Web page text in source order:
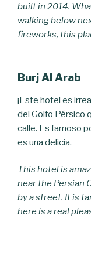
built in 2014.
walking below
fireworks, this
Burj Al Arab
¡Este hotel es
del Golfo Pérsico
calle. Es famoso
es una delicia.
This hotel is
near the Persian
by a street. It is
here is a real